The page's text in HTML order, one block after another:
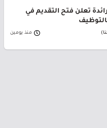
تعلن فتح التقديم في
منذ يومين